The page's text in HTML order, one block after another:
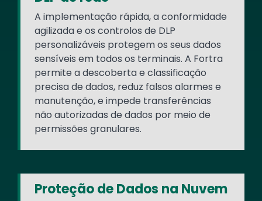
A implementação rápida, a conformidade
agilizada e os controlos de DLP
personalizáveis protegem os seus dados
sensíveis em todos os terminais. A Fortra
permite a descoberta e classificação
precisa de dados, reduz falsos alarmes e
manutenção, e impede transferências
não autorizadas de dados por meio de
permissões granulares.
Proteção de Dados na Nuvem